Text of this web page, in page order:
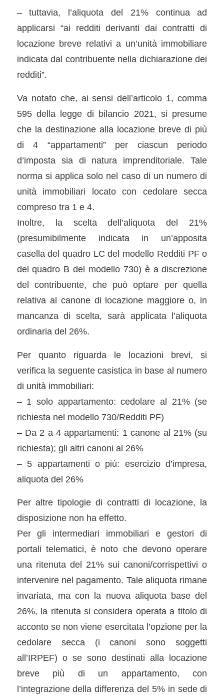
– tuttavia, l’aliquota del 21% continua ad
applicarsi “ai redditi derivanti dai contratti di
locazione breve relativi a un’unità immobiliare
indicata dal contribuente nella dichiarazione dei
redditi”.
Va notato che, ai sensi dell’articolo 1, comma
595 della legge di bilancio 2021, si presume
che la destinazione alla locazione breve di più
di 4 “appartamenti” per ciascun periodo
d’imposta sia di natura imprenditoriale. Tale
norma si applica solo nel caso di un numero di
unità immobiliari locato con cedolare secca
compreso tra 1 e 4.
Inoltre, la scelta dell’aliquota del 21%
(presumibilmente indicata in un’apposita
casella del quadro LC del modello Redditi PF o
del quadro B del modello 730) è a discrezione
del contribuente, che può optare per quella
relativa al canone di locazione maggiore o, in
mancanza di scelta, sarà applicata l’aliquota
ordinaria del 26%.
Per quanto riguarda le locazioni brevi, si
verifica la seguente casistica in base al numero
di unità immobiliari:
– 1 solo appartamento: cedolare al 21% (se
richiesta nel modello 730/Redditi PF)
– Da 2 a 4 appartamenti: 1 canone al 21% (su
richiesta); gli altri canoni al 26%
– 5 appartamenti o più: esercizio d’impresa,
aliquota del 26%
Per altre tipologie di contratti di locazione, la
disposizione non ha effetto.
Per gli intermediari immobiliari e gestori di
portali telematici, è noto che devono operare
una ritenuta del 21% sui canoni/corrispettivi o
intervenire nel pagamento. Tale aliquota rimane
invariata, ma con la nuova aliquota base del
26%, la ritenuta si considera operata a titolo di
acconto se non viene esercitata l’opzione per la
cedolare secca (i canoni sono soggetti
all’IRPEF) o se sono destinati alla locazione
breve più di un appartamento, con
l’integrazione della differenza del 5% in sede di